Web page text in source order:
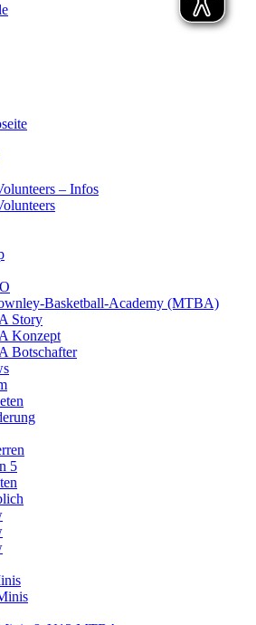
– Infos
Basketball-Academy (MTBA)
Story
Konzept
Botschafter
5